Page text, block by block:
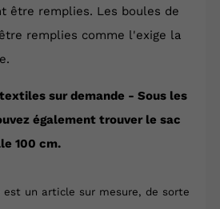
être remplies. Les boules de
remplies comme l'exige la
sur demande - Sous les
également trouver le sac
100 cm.
est un article sur mesure, de sorte